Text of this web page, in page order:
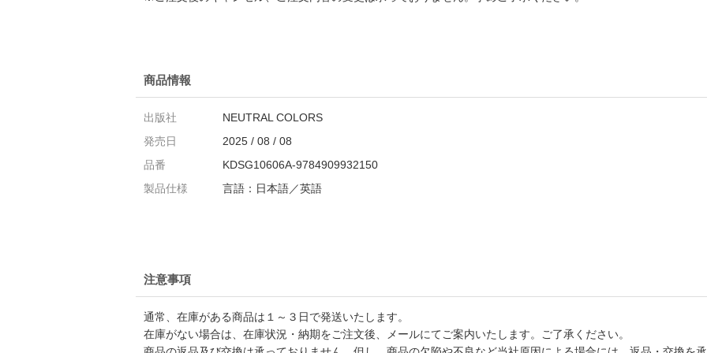
商品情報
出版社
NEUTRAL COLORS
発売日
2025 / 08 / 08
品番
KDSG10606A-9784909932150
製品仕様
言語：日本語／英語
注意事項
通常、在庫がある商品は１～３日で発送いたします。
在庫がない場合は、在庫状況・納期をご注文後、メールにてご案内いたします。ご了承ください。